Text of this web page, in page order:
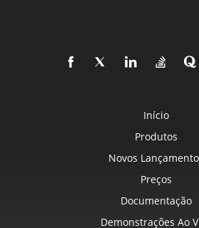
Início
Produtos
Novos
Preços
Documentação
Demonstrações Ao